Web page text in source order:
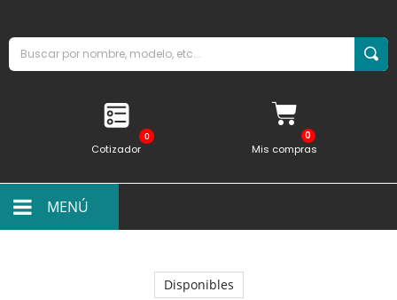
0
Cotizador Mis compras
MENÚ
Disponibles